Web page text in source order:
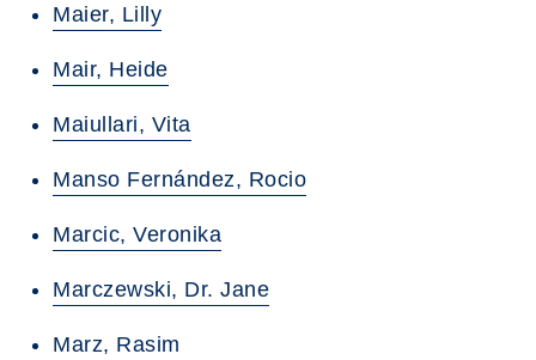
Maier, Lilly
Mair, Heide
Maiullari, Vita
Manso Fernández, Rocio
Marcic, Veronika
Marczewski, Dr. Jane
Marz, Rasim